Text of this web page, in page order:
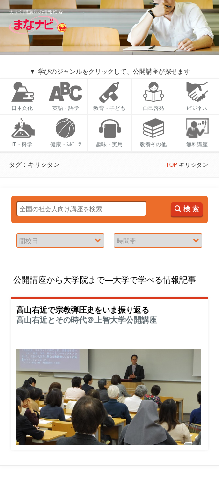
大学公開講座の情報検索
▼ 学びのジャンルをクリックして、公開講座が探せます
日本文化 英語・語学 教育・子ども 自己啓発 ビジネス
IT・科学 健康・ｽﾎﾟｰﾂ 趣味・実用 教養その他 無料講座
タグ：キリシタン TOPキリシタン
検 索
公開講座から大学院まで―大学で学べる情報記事
高山右近で宗教弾圧史をいま振り返る
高山右近とその時代＠上智大学公開講座